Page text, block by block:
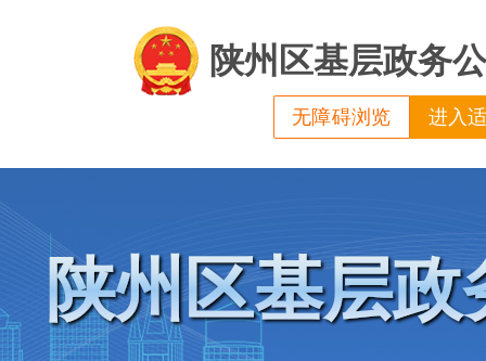
陕州区基层政务
无障碍浏览 进入
陕州区基层